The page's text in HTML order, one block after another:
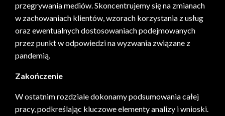
przegrywania mediów. Skoncentrujemy się na zmianach
w zachowaniach klientów, wzorach korzystania z usług
oraz ewentualnych dostosowaniach podejmowanych
przez punkt w odpowiedzi na wyzwania związane z
pandemią.
Zakończenie
W ostatnim rozdziale dokonamy podsumowania całej
pracy, podkreślając kluczowe elementy analizy i wnioski.